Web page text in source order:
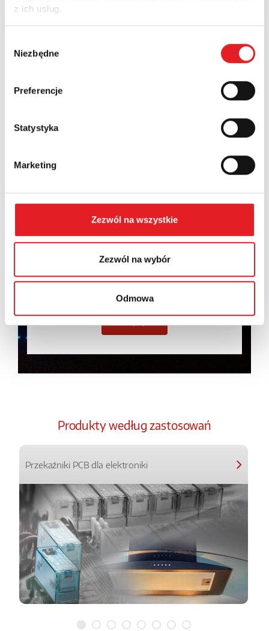
z ich usług.
zgody
Niezbędne
Preferencje
Statystyka
Marketing
Zezwól na wszystkie
Zezwól na wybór
Odmowa
Wyrażam zgodę na przetwarzanie moich danych
temat przetwarzania danych osobowych wPolityce
prywatności.*
Produkty według zastosowań
Przekaźniki PCB dla elektroniki